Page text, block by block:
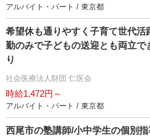
アルバイト・パート / 東京都
希望休も通りやすく子育て世代活
勤のみで子どもの送迎とも両立
り
社会医療法人財団 仁医会
時給1,472円～
アルバイト・パート / 東京都
西尾市の塾講師/小中学生の個別